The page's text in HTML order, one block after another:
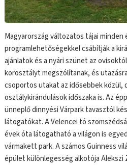
Magyarország változatos tájai minden
programlehetőségekkel csábítják a
ajánlatok és a nyári szünet az
korosztályt megszólítanak, és
csoportos utakat az idősebbek közül,
osztálykirándulások időszaka is. Az
ünneplő dinnyési Várpark tavasztól
látogatókat. A Velencei tó
évek óta látogatható a világon is
vármakett park. A számos Guinness
épület különlegesség alkotója Alekszi